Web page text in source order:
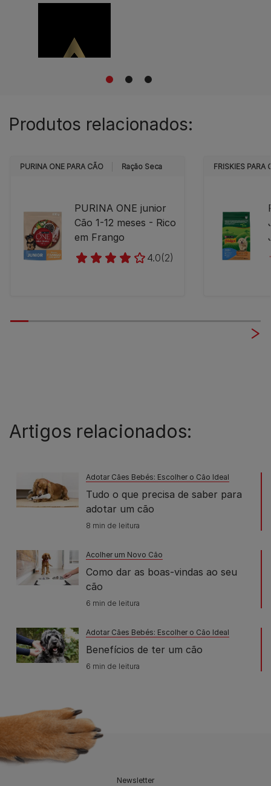
1 2 3
Produtos relacionados:
PURINA ONE PARA CÃO Ração Seca
PURINA ONE junior
Cão 1-12 meses - Rico
em Frango
4.0(2)
FRISKIES PARA
Artigos relacionados:
Adotar Cães Bebés: Escolher o Cão Ideal
Tudo o que precisa de saber para
adotar um cão
8 min de leitura
Acolher um Novo Cão
Como dar as boas-vindas ao seu
cão
6 min de leitura
Adotar Cães Bebés: Escolher o Cão Ideal
Benefícios de ter um cão
6 min de leitura
Newsletter